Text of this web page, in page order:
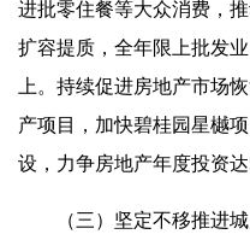
进批零住餐等大众消费，
扩容提质，全年限上批发
上。持续促进房地产市场
产项目，加快碧桂园星樾
设，力争房地产年度投资达
（三）坚定不移推进城